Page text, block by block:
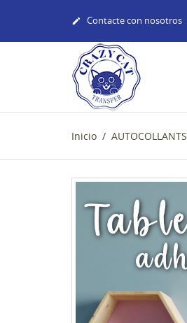
 Contacte con nosotros
Inicio AUTOCOLLANTS